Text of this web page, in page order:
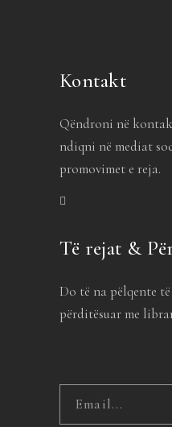
Kontakt
Qëndroni në
ndiqni në mediat
promovimet e reja.
Të rejat &
Do të na pëlqente
përditësuar me